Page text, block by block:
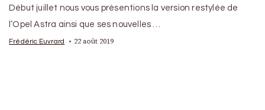
Début juillet nous vous présentions la version restylée de
l’Opel Astra ainsi que ses nouvelles …
Frédéric Euvrard 22 août 2019